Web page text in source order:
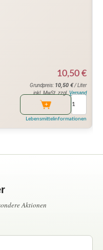
10,50 €
Grundpreis: 10,50 €/ Liter
inkl. MwSt. zzgl. Versand
Lebensmittelinformationen
Aktionen